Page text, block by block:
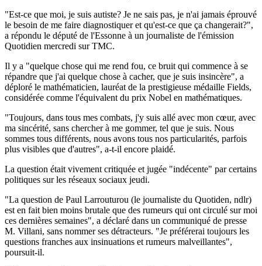
"Est-ce que moi, je suis autiste? Je ne sais pas, je n'ai jamais éprouvé
le besoin de me faire diagnostiquer et qu'est-ce que ça changerait?",
a répondu le député de l'Essonne à un journaliste de l'émission
Quotidien mercredi sur TMC.
Il y a "quelque chose qui me rend fou, ce bruit qui commence à se
répandre que j'ai quelque chose à cacher, que je suis insincère", a
déploré le mathématicien, lauréat de la prestigieuse médaille Fields,
considérée comme l'équivalent du prix Nobel en mathématiques.
"Toujours, dans tous mes combats, j'y suis allé avec mon cœur, avec
ma sincérité, sans chercher à me gommer, tel que je suis. Nous
sommes tous différents, nous avons tous nos particularités, parfois
plus visibles que d'autres", a-t-il encore plaidé.
La question était vivement critiquée et jugée "indécente" par certains
politiques sur les réseaux sociaux jeudi.
"La question de Paul Larrouturou (le journaliste du Quotiden, ndlr)
est en fait bien moins brutale que des rumeurs qui ont circulé sur moi
ces dernières semaines", a déclaré dans un communiqué de presse
M. Villani, sans nommer ses détracteurs. "Je préférerai toujours les
questions franches aux insinuations et rumeurs malveillantes",
poursuit-il.